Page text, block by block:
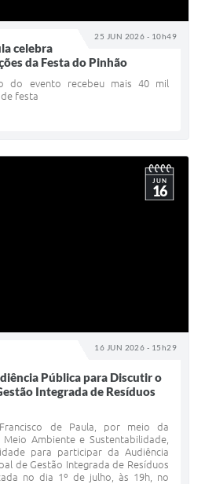
25 JUN 2026 - 10h49
celebra
da Festa do Pinhão
do evento recebeu mais 40 mil
festa
16 JUN 2026 - 15h29
JUN
16
Pública para Discutir o
Integrada de Resíduos
de Paula, por meio da
Ambiente e Sustentabilidade,
para participar da Audiência
de Gestão Integrada de Resíduos
no dia 1º de julho, às 19h, no